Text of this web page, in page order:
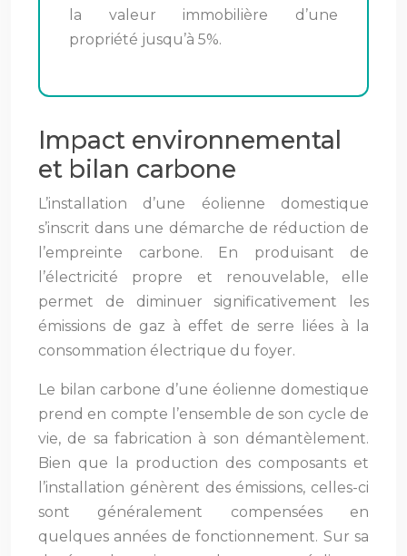
la valeur immobilière d’une
propriété jusqu’à 5%.
Impact environnemental
et bilan carbone
L’installation d’une éolienne domestique
s’inscrit dans une démarche de réduction de
l’empreinte carbone. En produisant de
l’électricité propre et renouvelable, elle
permet de diminuer significativement les
émissions de gaz à effet de serre liées à la
consommation électrique du foyer.
Le bilan carbone d’une éolienne domestique
prend en compte l’ensemble de son cycle de
vie, de sa fabrication à son démantèlement.
Bien que la production des composants et
l’installation génèrent des émissions, celles-ci
sont généralement compensées en
quelques années de fonctionnement. Sur sa